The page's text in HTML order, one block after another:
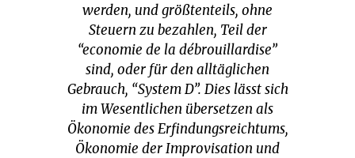
werden, und größtenteils, ohne
Steuern zu bezahlen, Teil der
“economie de la débrouillardise”
sind, oder für den alltäglichen
Gebrauch, “System D”. Dies lässt sich
im Wesentlichen übersetzen als
Ökonomie des Erfindungsreichtums,
Ökonomie der Improvisation und